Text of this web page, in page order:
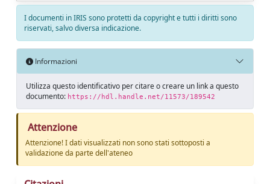
I documenti in IRIS sono protetti da copyright e tutti i diritti sono
riservati, salvo diversa indicazione.
Informazioni
Utilizza questo identificativo per citare o creare un link a questo
documento: https://hdl.handle.net/11573/189542
Attenzione
Attenzione! I dati visualizzati non sono stati sottoposti a
validazione da parte dell'ateneo